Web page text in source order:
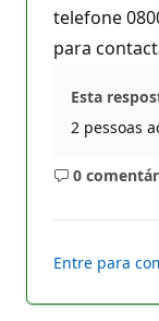
ç
o
telefone
para
Esta
2 pessoas
0
Sem
Entre para